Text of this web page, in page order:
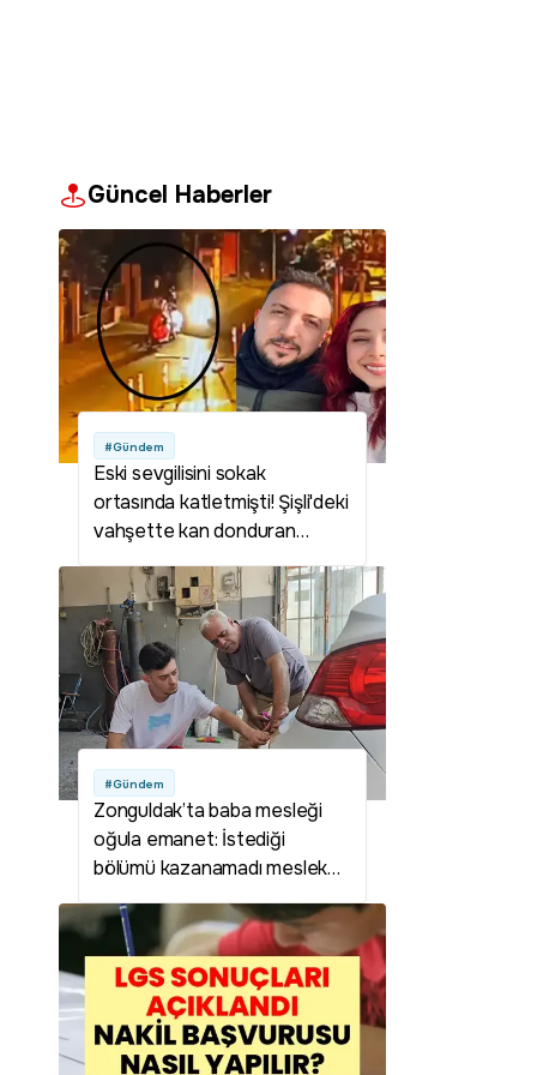
Güncel Haberler
#Gündem
Eski sevgilisini sokak
ortasında katletmişti! Şişli'deki
vahşette kan donduran
#Gündem
Zonguldak’ta baba mesleği
oğula emanet: İstediği
bölümü kazanamadı meslek